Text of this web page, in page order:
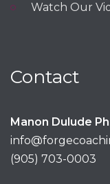
Watch Our
Contact
Manon Dulude
(905) 703-0003